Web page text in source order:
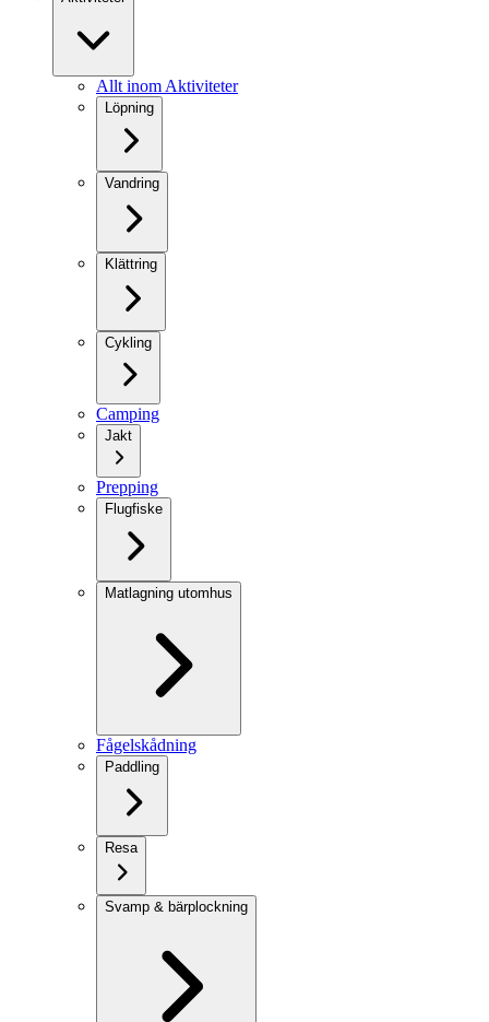
Allt inom Aktiviteter
Löpning
Vandring
Klättring
Cykling
Camping
Jakt
Prepping
Flugfiske
Matlagning utomhus
Fågelskådning
Paddling
Resa
Svamp & bärplockning